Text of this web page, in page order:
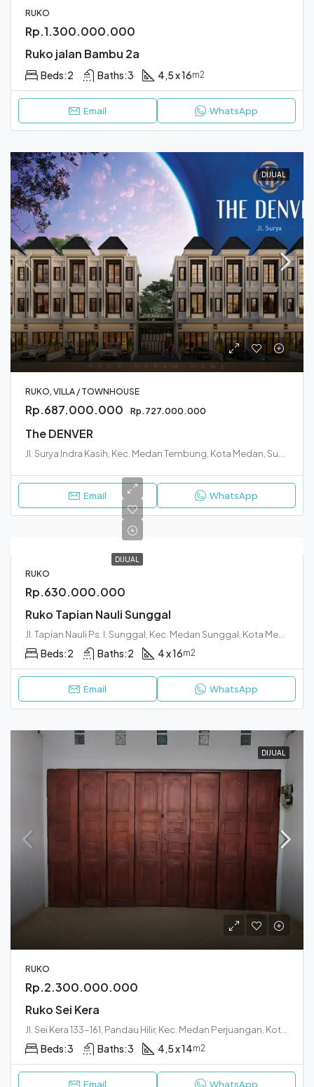
RUKO
Rp.1.300.000.000
Ruko jalan Bambu 2a
Beds:2 Baths:3 4,5 x 16m2
Email WhatsApp
DIJUAL
RUKO, VILLA / TOWNHOUSE
Rp.687.000.000 Rp.727.000.000
The DENVER
Email WhatsApp
DIJUAL
RUKO
Rp.630.000.000
Ruko Tapian Nauli Sunggal
Beds:2 Baths:2 4 x 16m2
Email WhatsApp
DIJUAL
RUKO
Rp.2.300.000.000
Ruko Sei Kera
Beds:3 Baths:3 4,5 x 14m2
Email WhatsApp